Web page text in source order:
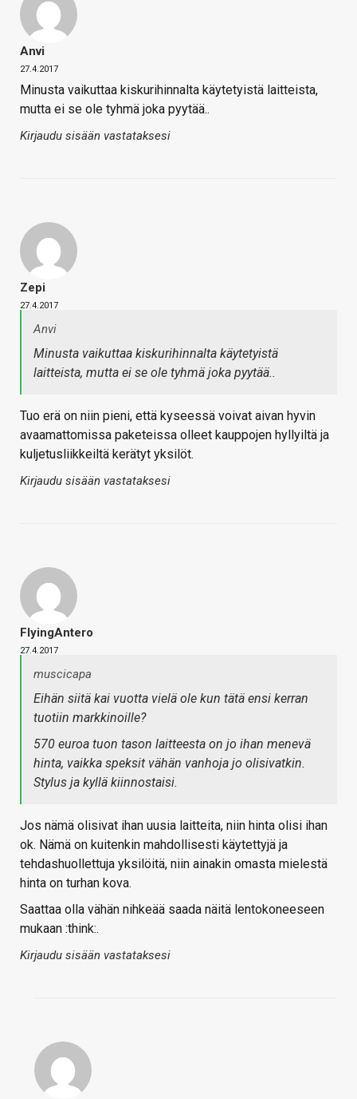
Anvi
27.4.2017
Minusta vaikuttaa kiskurihinnalta käytetyistä laitteista,
mutta ei se ole tyhmä joka pyytää..
Kirjaudu sisään vastataksesi
Zepi
27.4.2017
Anvi
Minusta vaikuttaa kiskurihinnalta käytetyistä
laitteista, mutta ei se ole tyhmä joka pyytää..
Tuo erä on niin pieni, että kyseessä voivat aivan hyvin
avaamattomissa paketeissa olleet kauppojen hyllyiltä ja
kuljetusliikkeiltä kerätyt yksilöt.
Kirjaudu sisään vastataksesi
FlyingAntero
27.4.2017
muscicapa
Eihän siitä kai vuotta vielä ole kun tätä ensi kerran
tuotiin markkinoille?
570 euroa tuon tason laitteesta on jo ihan menevä
hinta, vaikka speksit vähän vanhoja jo olisivatkin.
Stylus ja kyllä kiinnostaisi.
Jos nämä olisivat ihan uusia laitteita, niin hinta olisi ihan
ok. Nämä on kuitenkin mahdollisesti käytettyjä ja
tehdashuollettuja yksilöitä, niin ainakin omasta mielestä
hinta on turhan kova.
Saattaa olla vähän nihkeää saada näitä lentokoneeseen
mukaan :think:.
Kirjaudu sisään vastataksesi